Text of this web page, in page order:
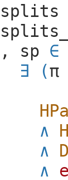
splits
, sp ∈
(π